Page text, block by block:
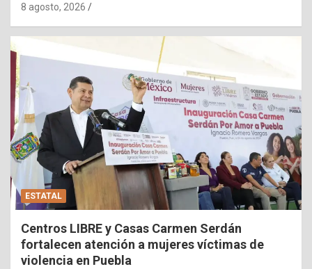
8 agosto, 2026
ESTATAL
Centros LIBRE y Casas Carmen Serdán
fortalecen atención a mujeres víctimas de
violencia en Puebla